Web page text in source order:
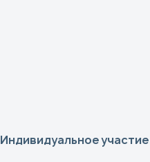
Индивидуальное участие